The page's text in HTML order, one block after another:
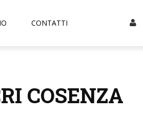
CONTATTI
COSENZA